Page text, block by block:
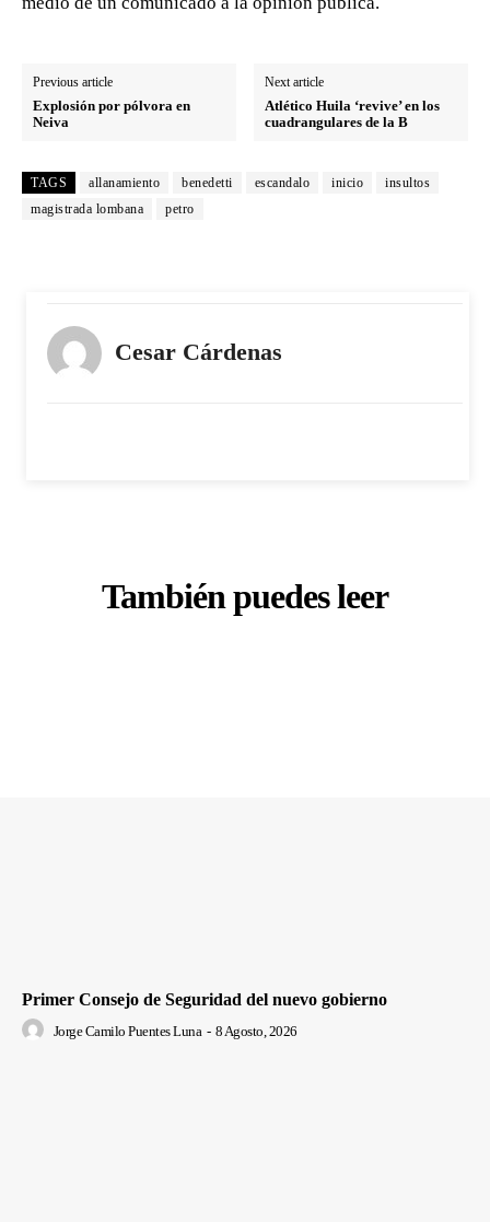
Previous article
Explosión por pólvora en
Neiva
Next article
Atlético Huila ‘revive’ en los
cuadrangulares de la B
TAGS allanamiento benedetti escandalo inicio
insultos
magistrada lombana
petro
Cesar Cárdenas
También puedes leer
Primer Consejo de Seguridad del nuevo gobierno
Jorge Camilo Puentes Luna - 8 Agosto, 2026